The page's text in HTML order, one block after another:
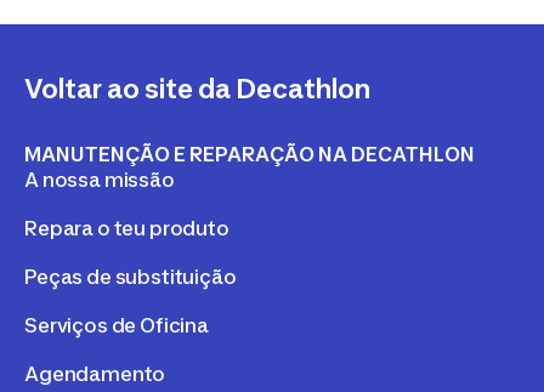
Voltar ao site da Decathlon
MANUTENÇÃO E REPARAÇÃO NA DECATHLON
A nossa missão
Repara o teu produto
Peças de substituição
Serviços de Oficina
Agendamento